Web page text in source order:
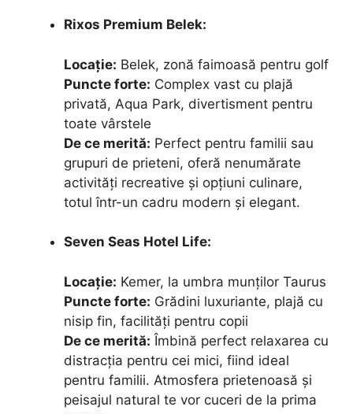
Rixos Premium Belek:
Locație: Belek, zonă faimoasă pentru golf
Puncte forte: Complex vast cu plajă
privată, Aqua Park, divertisment pentru
toate vârstele
De ce merită: Perfect pentru familii sau
grupuri de prieteni, oferă nenumărate
activități recreative și opțiuni culinare,
totul într-un cadru modern și elegant.
Seven Seas Hotel Life:
Locație: Kemer, la umbra munților Taurus
Puncte forte: Grădini luxuriante, plajă cu
nisip fin, facilități pentru copii
De ce merită: Îmbină perfect relaxarea cu
distracția pentru cei mici, fiind ideal
pentru familii. Atmosfera prietenoasă și
peisajul natural te vor cuceri de la prima